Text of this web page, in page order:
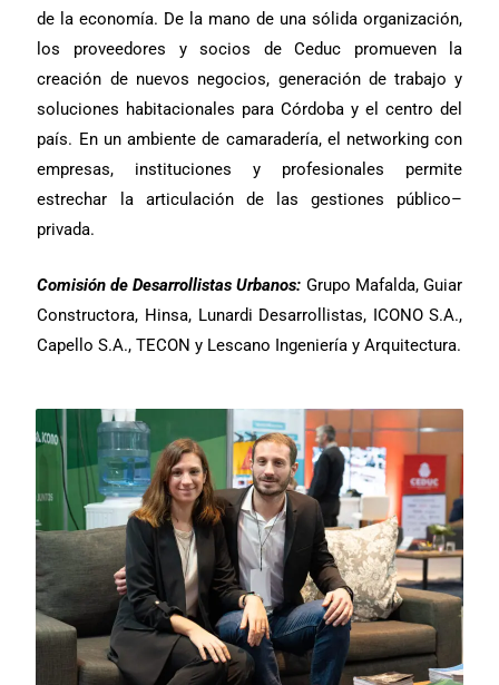
de la economía. De la mano de una sólida organización,
los proveedores y socios de Ceduc promueven la
creación de nuevos negocios, generación de trabajo y
soluciones habitacionales para Córdoba y el centro del
país. En un ambiente de camaradería, el networking con
empresas, instituciones y profesionales permite
estrechar la articulación de las gestiones público–
privada.
Comisión de Desarrollistas Urbanos: Grupo Mafalda, Guiar
Constructora, Hinsa, Lunardi Desarrollistas, ICONO S.A.,
Capello S.A., TECON y Lescano Ingeniería y Arquitectura.